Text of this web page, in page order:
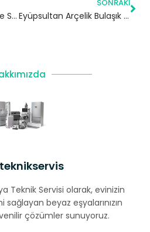
Beşiktaş Bosch Ankastre Servisi
SONRAKI
Eyüpsultan Arçelik Bulaşık Makinesi Servisi
Teknik Servisi olarak, evinizin
beyaz eşyalarınızın
çözümler sunuyoruz.